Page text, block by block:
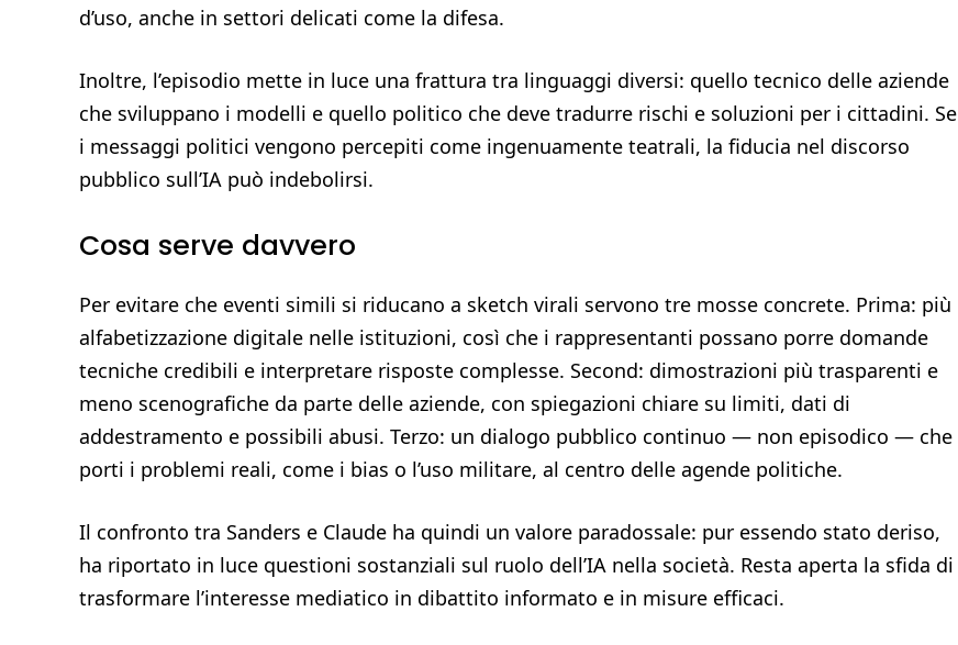
d’uso, anche in settori delicati come la difesa.
Inoltre, l’episodio mette in luce una frattura tra linguaggi diversi: quello tecnico delle aziende
che sviluppano i modelli e quello politico che deve tradurre rischi e soluzioni per i cittadini. Se
i messaggi politici vengono percepiti come ingenuamente teatrali, la fiducia nel discorso
pubblico sull’IA può indebolirsi.
Cosa serve davvero
Per evitare che eventi simili si riducano a sketch virali servono tre mosse concrete. Prima: più
alfabetizzazione digitale nelle istituzioni, così che i rappresentanti possano porre domande
tecniche credibili e interpretare risposte complesse. Second: dimostrazioni più trasparenti e
meno scenografiche da parte delle aziende, con spiegazioni chiare su limiti, dati di
addestramento e possibili abusi. Terzo: un dialogo pubblico continuo — non episodico — che
porti i problemi reali, come i bias o l’uso militare, al centro delle agende politiche.
Il confronto tra Sanders e Claude ha quindi un valore paradossale: pur essendo stato deriso,
ha riportato in luce questioni sostanziali sul ruolo dell’IA nella società. Resta aperta la sfida di
trasformare l’interesse mediatico in dibattito informato e in misure efficaci.